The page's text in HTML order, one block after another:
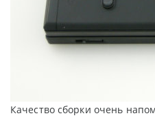
Качество сборки очень